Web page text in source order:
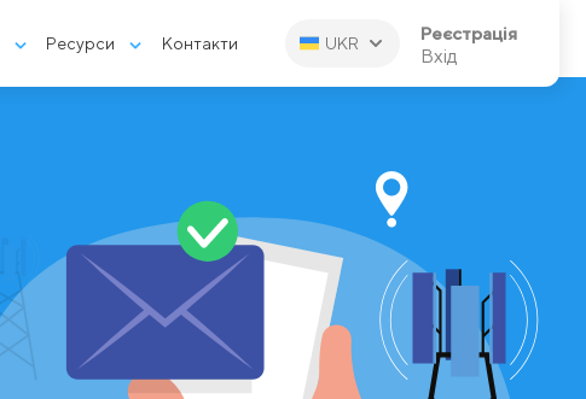
Ресурси Контакти UKR Реєстрація
Вхід